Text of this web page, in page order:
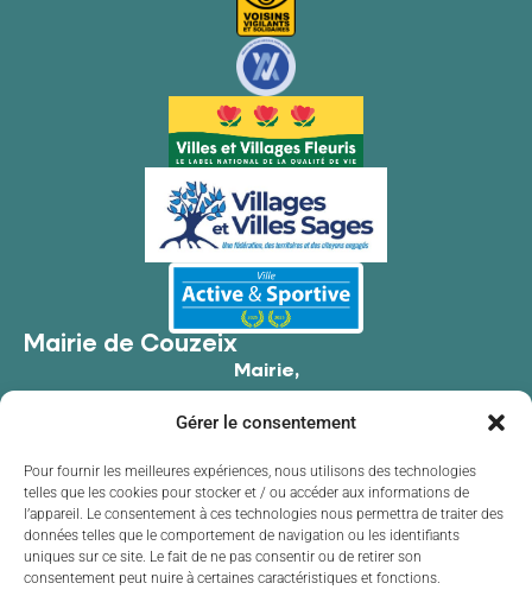
Gérer le consentement
Pour fournir les meilleures expériences, nous utilisons des technologies
telles que les cookies pour stocker et / ou accéder aux informations de
l’appareil. Le consentement à ces technologies nous permettra de traiter des
données telles que le comportement de navigation ou les identifiants
uniques sur ce site. Le fait de ne pas consentir ou de retirer son
consentement peut nuire à certaines caractéristiques et fonctions.
Mairie de Couzeix
Mairie,
87270 Couzeix
05 55 39 34 09
Contacter la mairie
Horaires d'ouverture
Lundide 8h30 à 12h00 et de 13h30 à 17h30
Mardi
de 8h30 à 12h00 et de 13h30 à 17h30